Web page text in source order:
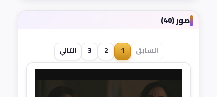
صور (40)
السابق 1
2
3 التالي